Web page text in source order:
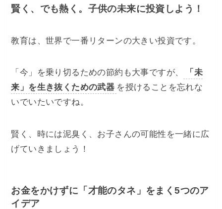
​賢く、でも熱く。子供の未来に投資しよう！
​教育は、世界で一番リターンの大きい投資です。
​「今」を乗り切るための節約も大事ですが、
「未
来」を生き抜くための武器 を授けることを忘れな
いでいたいですね。
​賢く、時には泥臭く、お子さんの可能性を一緒に広
げていきましょう！
​お金をかけずに「才能のタネ」をまく5つのア
イデア